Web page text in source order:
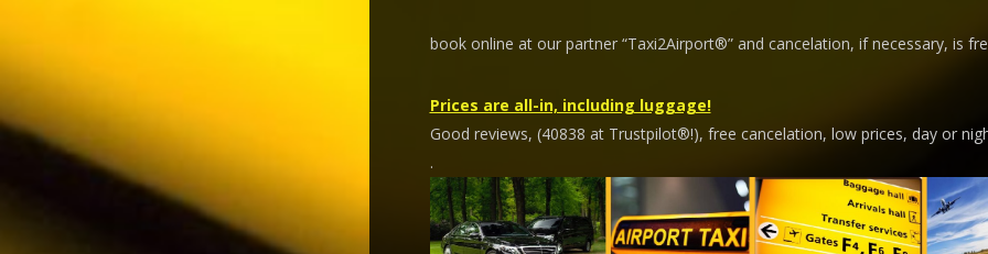
book online at our partner “Taxi2Airport®” and cancelation, if necessary, is
Prices are all-in, including luggage!
Good reviews, (40838 at Trustpilot®!), free cancelation, low prices, day or
.